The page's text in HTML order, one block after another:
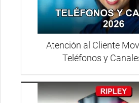
Atención al Cliente
Teléfonos y